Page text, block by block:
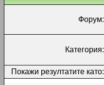
Форум:
Категория:
Покажи резултатите като: